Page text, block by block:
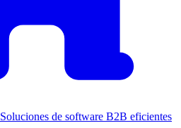
Soluciones de software B2B eficientes